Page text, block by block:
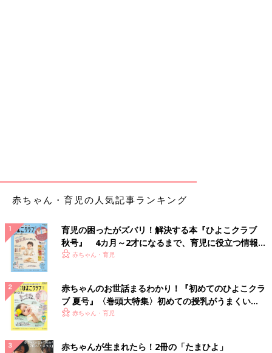
赤ちゃん・育児の人気記事ランキング
育児の困ったがズバリ！解決する本『ひよこクラブ
秋号』 4カ月～2才になるまで、育児に役立つ情報が
いっぱい！
赤ちゃん・育児
赤ちゃんのお世話まるわかり！『初めてのひよこクラ
ブ 夏号』〈巻頭大特集〉初めての授乳がうまくい
く！ おっぱい・ミルクの基本と夏のトラブル 解決テ
赤ちゃん・育児
赤ちゃんが生まれたら！2冊の「たまひよ」